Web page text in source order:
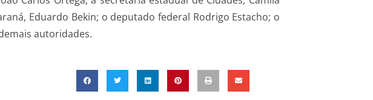
Eduardo Bekin; o deputado federal Rodrigo Estacho; o
autoridades.